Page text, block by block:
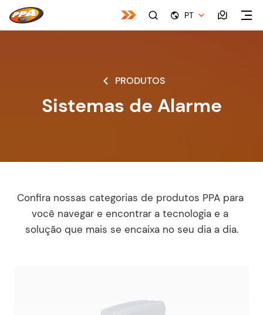
PT
PRODUTOS
Sistemas de Alarme
Confira nossas categorias de produtos PPA para
você navegar e encontrar a tecnologia e a
solução que mais se encaixa no seu dia a dia.